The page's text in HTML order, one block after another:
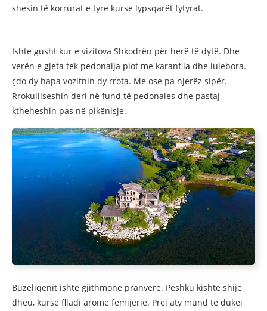
shesin të korrurat e tyre kurse lypsqarët fytyrat.
Ishte gusht kur e vizitova Shkodrën për herë të dytë. Dhe
verën e gjeta tek pedonalja plot me karanfila dhe lulebora.
çdo dy hapa vozitnin dy rrota. Me ose pa njerëz sipër.
Rrokulliseshin deri në fund të pedonales dhe pastaj
ktheheshin pas në pikënisje.
Buzëliqenit ishte gjithmonë pranverë. Peshku kishte shije
dheu, kurse flladi aromë fëmijërie. Prej aty mund të dukej